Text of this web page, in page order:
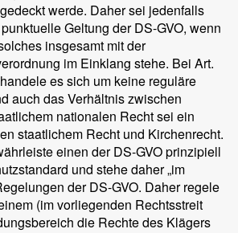
werde. Daher sei jedenfalls
Geltung der DS-GVO, wenn
insgesamt mit der
im Einklang stehe. Bei Art.
es sich um keine reguläre
auch das Verhältnis zwischen
nationalen Recht sei ein
staatlichem Recht und Kirchenrecht.
einen der DS-GVO prinzipiell
und stehe daher „im
der DS-GVO. Daher regele
(im vorliegenden Rechtsstreit
die Rechte des Klägers